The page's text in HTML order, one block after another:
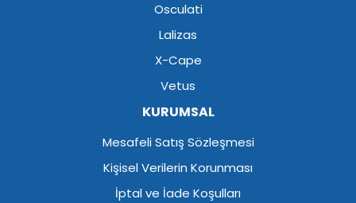
Osculati
Lalizas
X-Cape
Vetus
KURUMSAL
Mesafeli Satış Sözleşmesi
Kişisel Verilerin Korunması
İptal ve İade Koşulları